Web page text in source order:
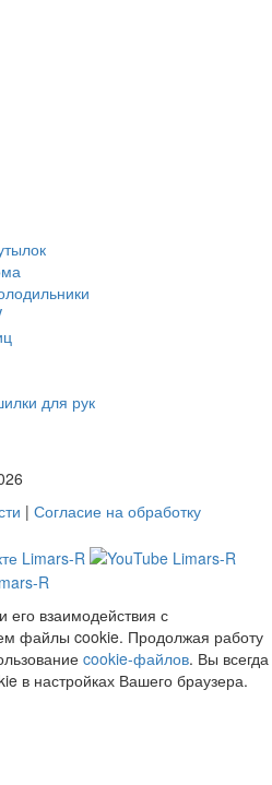
для рук
| Согласие на обработку
его взаимодействия с
файлы cookie. Продолжая работу
cookie-файлов. Вы всегда
в настройках Вашего браузера.